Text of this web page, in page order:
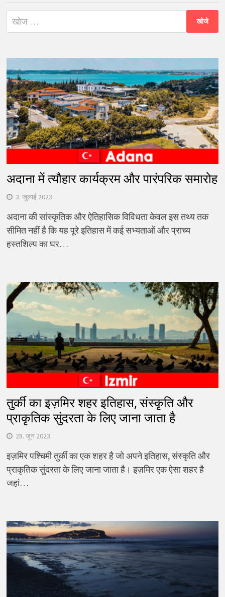
निम्न
को
अदाना में त्यौहार कार्यक्रम और पारंपरिक समारोह
3. जुलाई 2023
अदाना की सांस्कृतिक और ऐतिहासिक विविधता केवल इस तथ्य तक
सीमित नहीं है कि यह पूरे इतिहास में कई सभ्यताओं और प्राच्य
हस्तशिल्प का घर…
तुर्की का इज़मिर शहर इतिहास, संस्कृति और
प्राकृतिक सुंदरता के लिए जाना जाता है
28. जून 2023
इज़मिर पश्चिमी तुर्की का एक शहर है जो अपने इतिहास, संस्कृति और
प्राकृतिक सुंदरता के लिए जाना जाता है। इज़मिर एक ऐसा शहर है
जहां…